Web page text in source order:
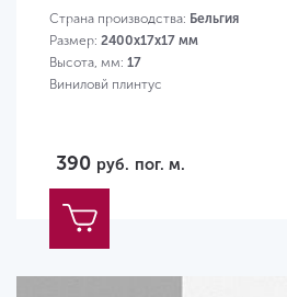
Страна производства: Бельгия
Размер: 2400х17х17 мм
Высота, мм: 17
Виниловй плинтус
390 руб. пог. м.